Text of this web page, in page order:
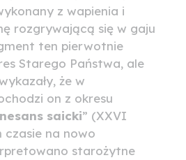
z wapienia i
rozgrywającą się w gaju
ten pierwotnie
Starego Państwa, ale
że w
on z okresu
saicki” (XXVI
na nowo
starożytne